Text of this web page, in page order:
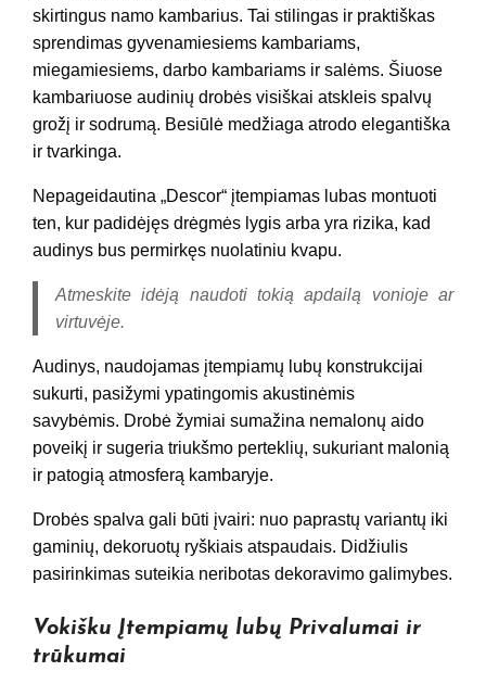
skirtingus namo kambarius. Tai stilingas ir praktiškas
sprendimas gyvenamiesiems kambariams,
miegamiesiems, darbo kambariams ir salėms. Šiuose
kambariuose audinių drobės visiškai atskleis spalvų
grožį ir sodrumą. Besiūlė medžiaga atrodo elegantiška
ir tvarkinga.
Nepageidautina „Descor“ įtempiamas lubas montuoti
ten, kur padidėjęs drėgmės lygis arba yra rizika, kad
audinys bus permirkęs nuolatiniu kvapu.
Atmeskite idėją naudoti tokią apdailą vonioje ar
virtuvėje.
Audinys, naudojamas įtempiamų lubų konstrukcijai
sukurti, pasižymi ypatingomis akustinėmis
savybėmis. Drobė žymiai sumažina nemalonų aido
poveikį ir sugeria triukšmo perteklių, sukuriant malonią
ir patogią atmosferą kambaryje.
Drobės spalva gali būti įvairi: nuo paprastų variantų iki
gaminių, dekoruotų ryškiais atspaudais. Didžiulis
pasirinkimas suteikia neribotas dekoravimo galimybes.
Vokišku Įtempiamų lubų Privalumai ir
trūkumai